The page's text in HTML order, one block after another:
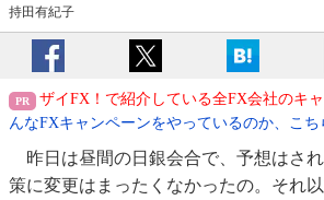
持田有紀子
ザイFX！で紹介している全FX会社のキ
んなFXキャンペーンをやっているのか、こち
昨日は昼間の日銀会合で、予想はさ
策に変更はまったくなかったの。それ